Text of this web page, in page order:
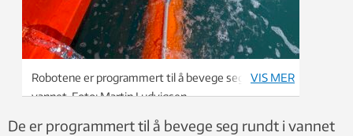
Robotene er programmert til å bevege seg rundt i
vannet. Foto: Martin Ludvigsen
VIS MER
De er programmert til å bevege seg rundt i vannet